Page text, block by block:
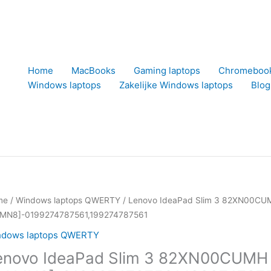
Home
MacBooks Gaming laptops
Windows laptops
Zakelijke Windows laptops Blog
/ Windows laptops QWERTY/ Lenovo IdeaPad Slim 3
0199274787561,199274787561
laptops QWERTY
IdeaPad Slim 3 82XN00CUMH